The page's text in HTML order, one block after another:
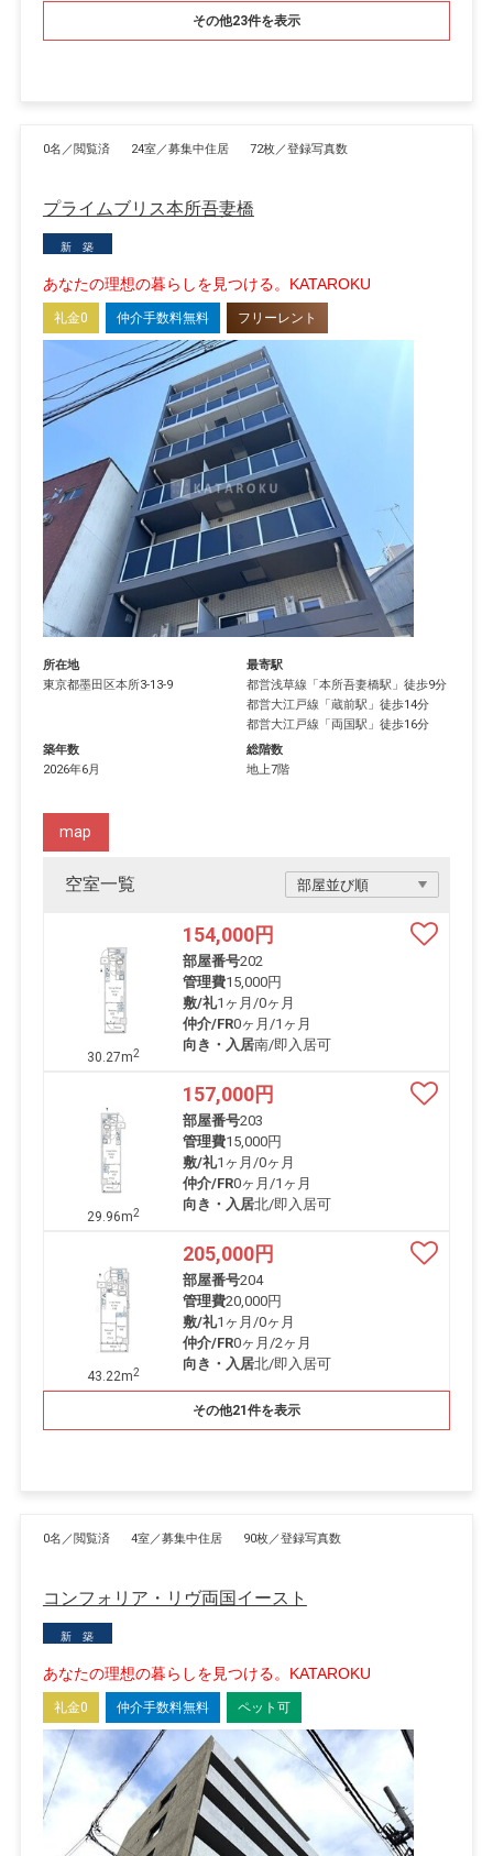
その他23件を表示
0名／閲覧済 24室／募集中住居 72枚／登録写真数
プライムブリス本所吾妻橋
新 築
あなたの理想の暮らしを見つける。KATAROKU
礼金0 仲介手数料無料 フリーレント
所在地
東京都墨田区本所3-13-9
最寄駅
都営浅草線 「本所吾妻橋駅 」徒歩9分
都営大江戸線 「蔵前駅 」徒歩14分
都営大江戸線 「両国駅 」徒歩16分
築年数
2026年6月
総階数
地上7階
空室一覧
map
30.27m2
154,000円
部屋番号202
管理費15,000円
敷/礼1ヶ月 /0ヶ月
仲介/FR0ヶ月 /1ヶ月
向き・入居南/即入居可
29.96m2
157,000円
部屋番号203
管理費15,000円
敷/礼1ヶ月 /0ヶ月
仲介/FR0ヶ月 /1ヶ月
向き・入居北/即入居可
43.22m2
205,000円
部屋番号204
管理費20,000円
敷/礼1ヶ月 /0ヶ月
仲介/FR0ヶ月 /2ヶ月
向き・入居北/即入居可
その他21件を表示
0名／閲覧済 4室／募集中住居 90枚／登録写真数
コンフォリア・リヴ両国イースト
新 築
あなたの理想の暮らしを見つける。KATAROKU
礼金0 仲介手数料無料 ペット可